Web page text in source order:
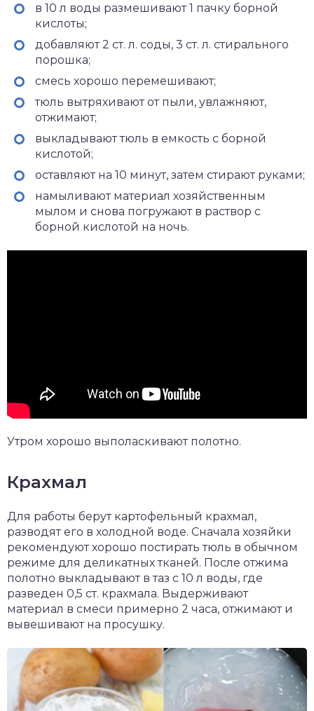
в 10 л воды размешивают 1 пачку борной
кислоты;
добавляют 2 ст. л. соды, 3 ст. л. стирального
порошка;
смесь хорошо перемешивают;
тюль вытряхивают от пыли, увлажняют,
отжимают;
выкладывают тюль в емкость с борной
кислотой;
оставляют на 10 минут, затем стирают руками;
намыливают материал хозяйственным
мылом и снова погружают в раствор с
борной кислотой на ночь.
Утром хорошо выполаскивают полотно.
Крахмал
Для работы берут картофельный крахмал,
разводят его в холодной воде. Сначала хозяйки
рекомендуют хорошо постирать тюль в обычном
режиме для деликатных тканей. После отжима
полотно выкладывают в таз с 10 л воды, где
разведен 0,5 ст. крахмала. Выдерживают
материал в смеси примерно 2 часа, отжимают и
вывешивают на просушку.